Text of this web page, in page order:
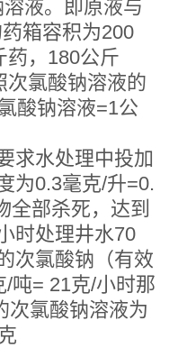
溶液。即原液与
箱容积为200
， 180公斤
次氯酸钠溶液的
酸钠溶液=1公
求水处理中投加
为0.3毫克/升=0.
全部杀死，达到
时处理井水70
次氯酸钠（有效
吨= 21克/小时那
次氯酸钠溶液为